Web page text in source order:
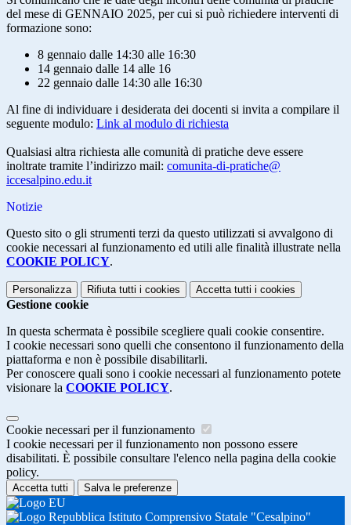
del mese di GENNAIO 2025, per cui si può richiedere interventi di
formazione sono:
8 gennaio dalle 14:30 alle 16:30
14 gennaio dalle 14 alle 16
22 gennaio dalle 14:30 alle 16:30
Al fine di individuare i desiderata dei docenti si invita a compilare il
seguente modulo: Link al modulo di richiesta
Qualsiasi altra richiesta alle comunità di pratiche deve essere
inoltrate tramite l’indirizzo mail: comunita-di-pratiche@
iccesalpino.edu.it
Notizie
Questo sito o gli strumenti terzi da questo utilizzati si avvalgono di
cookie necessari al funzionamento ed utili alle finalità illustrate nella
COOKIE POLICY.
Personalizza Rifiuta tutti i cookies Accetta tutti i cookies
Gestione cookie
In questa schermata è possibile scegliere quali cookie consentire.
I cookie necessari sono quelli che consentono il funzionamento della
piattaforma e non è possibile disabilitarli.
Per conoscere quali sono i cookie necessari al funzionamento potete
visionare la COOKIE POLICY.
Cookie necessari per il funzionamento
I cookie necessari per il funzionamento non possono essere
disabilitati. È possibile consultare l'elenco nella pagina della cookie
policy.
Accetta tutti Salva le preferenze
Istituto Comprensivo Statale "Cesalpino"